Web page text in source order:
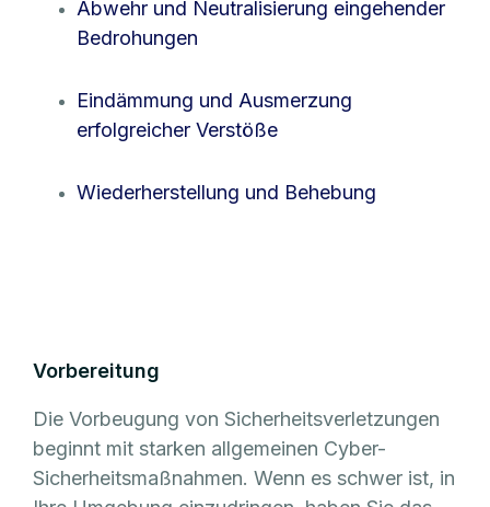
Abwehr und Neutralisierung eingehender
Bedrohungen
Eindämmung und Ausmerzung
erfolgreicher Verstöße
Wiederherstellung und Behebung
Vorbereitung
Die Vorbeugung von Sicherheitsverletzungen
beginnt mit starken allgemeinen Cyber-
Sicherheitsmaßnahmen. Wenn es schwer ist, in